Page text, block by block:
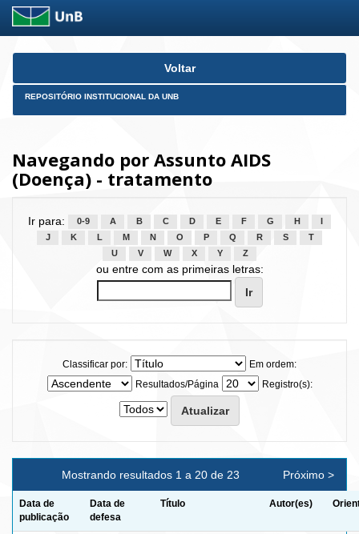
Skip
Voltar
REPOSITÓRIO INSTITUCIONAL DA UNB
Navegando por Assunto AIDS
(Doença) - tratamento
Ir para: 0-9 A B C D E F G H
J
K L M N O P Q R S
T
U
V W X Y Z
ou entre com as primeiras letras:
Classificar por:
Em ordem:
Resultados/Página
Registro(s):
Mostrando resultados 1 a 20 de 23 Próximo >
Data de
publicação
Data de
defesa
Título Autor(es)